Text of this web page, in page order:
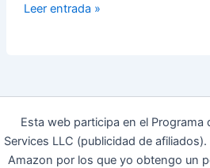
Hipnosis
Esteve:
Psicólogos
Hipnoterapeutas
Leer entrada »
Esta web participa en el Programa
Services LLC (publicidad de
Amazon por los que yo obtengo un